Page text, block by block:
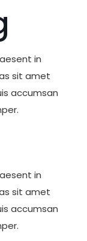
in
sit amet
accumsan
in
sit amet
accumsan